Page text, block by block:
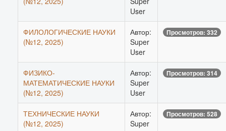
User
ФИЛОЛОГИЧЕСКИЕ НАУКИ
(№12, 2025)
Автор:
Super
User
Просмотров: 332
ФИЗИКО-
МАТЕМАТИЧЕСКИЕ НАУКИ
(№12, 2025)
Автор:
Super
User
Просмотров: 314
ТЕХНИЧЕСКИЕ НАУКИ
(№12, 2025)
Автор:
Super
Просмотров: 528